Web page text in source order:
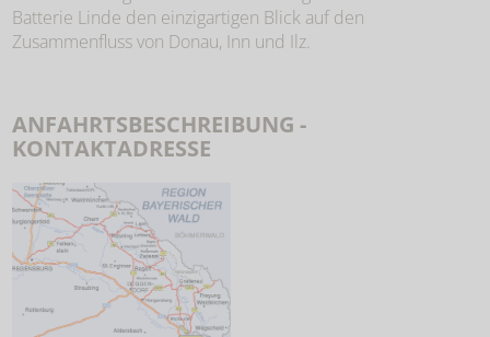
Batterie Linde den einzigartigen Blick auf den
Zusammenfluss von Donau, Inn und Ilz.
ANFAHRTSBESCHREIBUNG -
KONTAKTADRESSE